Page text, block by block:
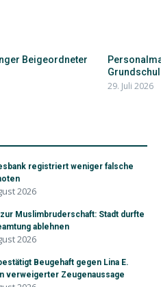
Beigeordneter
29. Juli 2026
registriert weniger falsche
2026
zur Muslimbruderschaft: Stadt durfte
ablehnen
2026
Beugehaft gegen Lina E.
verweigerter Zeugenaussage